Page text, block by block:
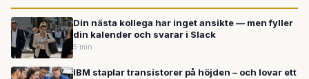
Din nästa kollega har inget ansikte — men fyller
din kalender och svarar i Slack
5 min
IBM staplar transistorer på höjden – och lovar ett